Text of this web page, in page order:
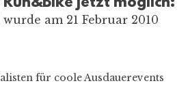
am 21 Februar 2010
für coole Ausdauerevents